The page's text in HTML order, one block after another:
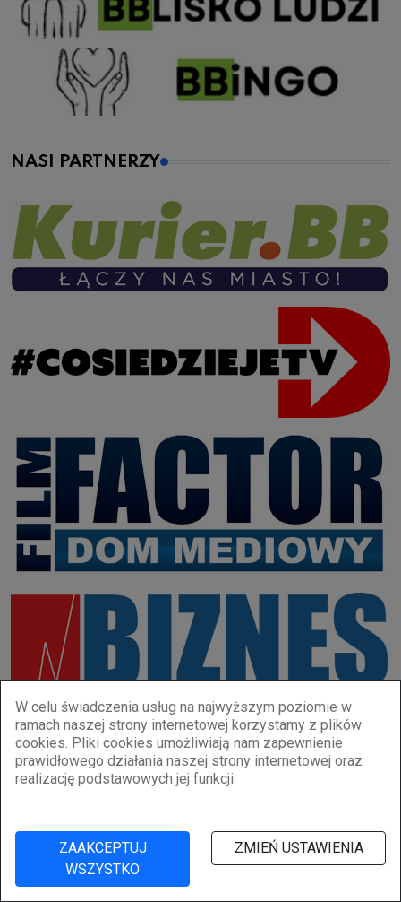
W celu świadczenia usług na najwyższym poziomie w
ramach naszej strony internetowej korzystamy z plików
cookies. Pliki cookies umożliwiają nam zapewnienie
prawidłowego działania naszej strony internetowej oraz
realizację podstawowych jej funkcji.
ZAAKCEPTUJ
WSZYSTKO
ZMIEŃ USTAWIENIA
NASI PARTNERZY
Uraz kapitana Podbeskidzia